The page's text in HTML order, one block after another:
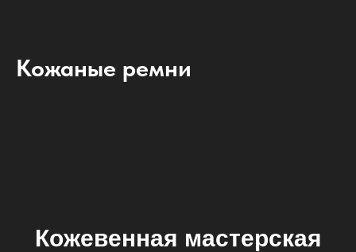
Кожаные ремни
Кожевенная мастерская